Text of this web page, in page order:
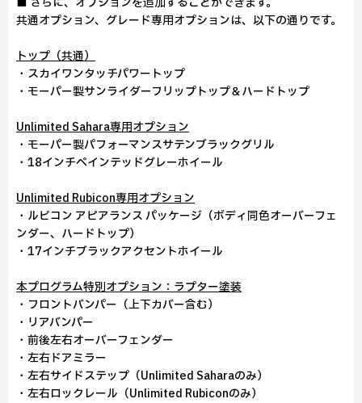
共通オプション、グレード専用オプションは、以下の通りです。
トップ（共通）
・スカイワンタッチパワートップ
・モーパー製サンライダーフリップトップ＆ハードトップ
Unlimited Sahara専用オプション
・モーパー製パフォーマンスサテンブラックグリル
・18インチペインテッドグレーホイール
Unlimited Rubicon専用オプション
・ルビコン アピアランス パッケージ（ボディ同色オーバーフェ
ンダー、ハードトップ）
・17インチブラックアクセントホイール
本プログラム特別オプション：ラプター塗装
・フロントバンパー（上下カバー含む）
・リアバンパー
・前後左右オーバーフェンダー
・左右ドアミラー
・左右サイドステップ（Unlimited Saharaのみ）
・左右ロックレール（Unlimited Rubiconのみ）